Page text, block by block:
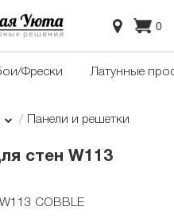
0
Фрески Латунные
Панели и решетки
стен W113